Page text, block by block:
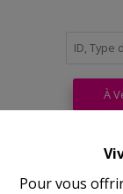
Pour vous
À